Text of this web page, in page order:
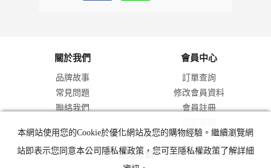
關於我們
品牌故事
常見問題
聯絡我們
會員中心
訂單查詢
修改會員資料
會員註冊
商品分類
本網站使用您的Cookie於優化網站及您的購物經驗。繼續瀏覽網
站即表示您同意本公司隱私權政策，您可至隱私權政策了解詳細